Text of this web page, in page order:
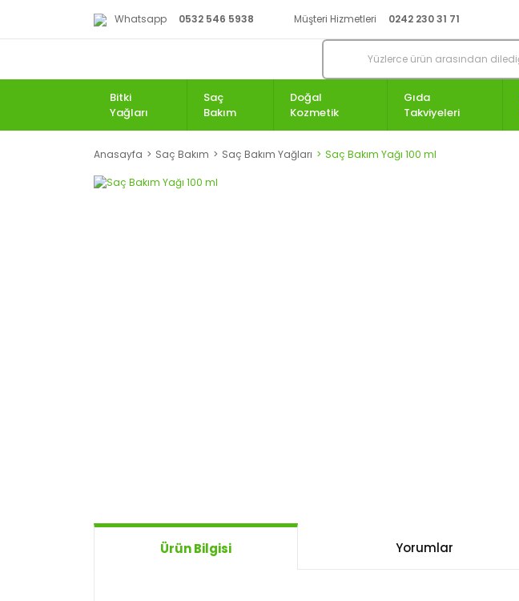
Whatsapp 0532 546 5938 Müşteri Hizmetleri 0242 230 31 71
Bitki
Yağları
Saç
Bakım
Doğal
Kozmetik
Gıda
Takviyeleri
Anasayfa Saç Bakım Saç Bakım Yağları Saç Bakım Yağı 100 ml
Ürün Bilgisi Yorumlar